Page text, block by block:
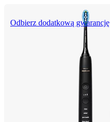
Odbierz dodatkową gwarancję